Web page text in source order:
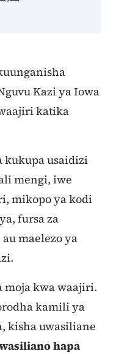
Kazi ya Iowa
katika
kukupa usaidizi
mengi, iwe
mikopo ya kodi
fursa za
maelezo ya
moja kwa waajiri.
kamili ya
kisha uwasiliane
hapa